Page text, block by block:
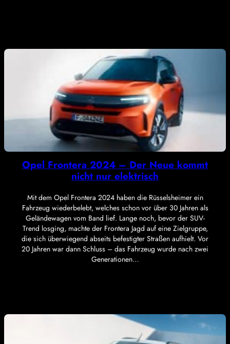
Opel Frontera 2024 – Der Neue kommt
nicht nur elektrisch
Mit dem Opel Frontera 2024 haben die Rüsselsheimer ein
Fahrzeug wiederbelebt, welches schon vor über 30 Jahren als
Geländewagen vom Band lief. Lange noch, bevor der SUV-
Trend losging, machte der Frontera Jagd auf eine Zielgruppe,
die sich überwiegend abseits befestigter Straßen aufhielt. Vor
20 Jahren war dann Schluss – das Fahrzeug wurde nach zwei
Generationen…